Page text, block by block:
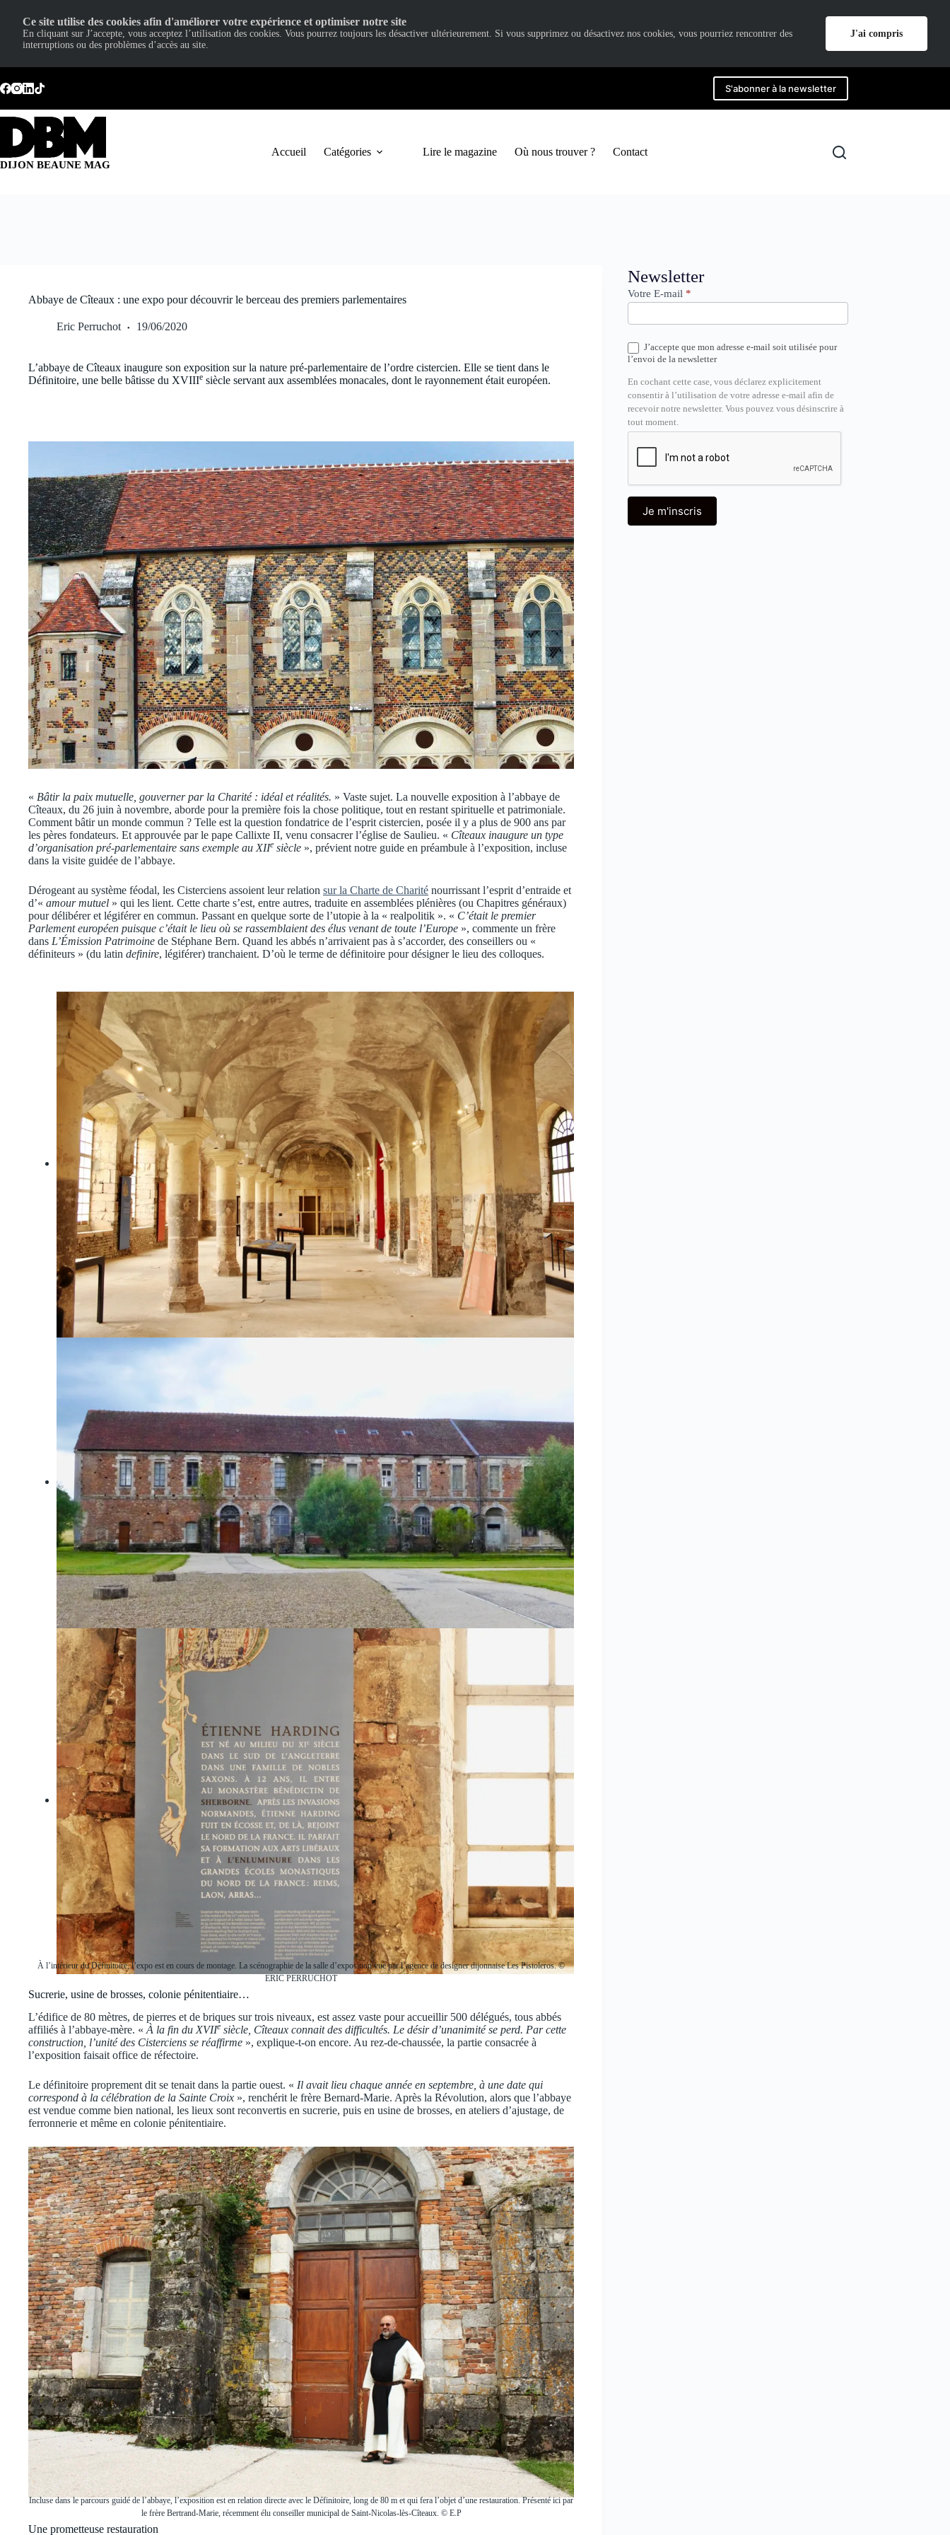
au
contenu
S'abonner à la newsletter
DIJON BEAUNE MAG
Accueil Catégories Lire le magazine Où nous trouver ? Contact
Abbaye de Cîteaux : une expo pour découvrir le berceau des premiers parlementaires
Eric Perruchot 19/06/2020
L’abbaye de Cîteaux inaugure son exposition sur la nature pré-parlementaire de l’ordre cistercien. Elle se tient dans le
Définitoire, une belle bâtisse du XVIIIe siècle servant aux assemblées monacales, dont le rayonnement était européen.
« Bâtir la paix mutuelle, gouverner par la Charité : idéal et réalités. » Vaste sujet. La nouvelle exposition à l’abbaye de
Cîteaux, du 26 juin à novembre, aborde pour la première fois la chose politique, tout en restant spirituelle et patrimoniale.
Comment bâtir un monde commun ? Telle est la question fondatrice de l’esprit cistercien, posée il y a plus de 900 ans par
les pères fondateurs. Et approuvée par le pape Callixte II, venu consacrer l’église de Saulieu. « Cîteaux inaugure un type
d’organisation pré-parlementaire sans exemple au XIIe siècle », prévient notre guide en préambule à l’exposition, incluse
dans la visite guidée de l’abbaye.
Dérogeant au système féodal, les Cisterciens assoient leur relation sur la Charte de Charité nourrissant l’esprit d’entraide et
d’« amour mutuel » qui les lient. Cette charte s’est, entre autres, traduite en assemblées plénières (ou Chapitres généraux)
pour délibérer et légiférer en commun. Passant en quelque sorte de l’utopie à la « realpolitik ». « C’était le premier
Parlement européen puisque c’était le lieu où se rassemblaient des élus venant de toute l’Europe », commente un frère
dans L’Émission Patrimoine de Stéphane Bern. Quand les abbés n’arrivaient pas à s’accorder, des conseillers ou «
définiteurs » (du latin definire, légiférer) tranchaient. D’où le terme de définitoire pour désigner le lieu des colloques.
À l’intérieur du Définitoire, l’expo est en cours de montage. La scénographie de la salle d’exposition vue par l’agence de designer dijonnaise Les Pistoleros. ©
ERIC PERRUCHOT
Sucrerie, usine de brosses, colonie pénitentiaire…
L’édifice de 80 mètres, de pierres et de briques sur trois niveaux, est assez vaste pour accueillir 500 délégués, tous abbés
affiliés à l’abbaye-mère. «À la fin du XVIIe siècle, Cîteaux connait des difficultés. Le désir d’unanimité se perd. Par cette
construction, l’unité des Cisterciens se réaffirme », explique-t-on encore. Au rez-de-chaussée, la partie consacrée à
l’exposition faisait office de réfectoire.
Le définitoire proprement dit se tenait dans la partie ouest. « Il avait lieu chaque année en septembre, à une date qui
correspond à la célébration de la Sainte Croix », renchérit le frère Bernard-Marie. Après la Révolution, alors que l’abbaye
est vendue comme bien national, les lieux sont reconvertis en sucrerie, puis en usine de brosses, en ateliers d’ajustage, de
ferronnerie et même en colonie pénitentiaire.
Incluse dans le parcours guidé de l’abbaye, l’exposition est en relation directe avec le Définitoire, long de 80 m et qui fera l’objet d’une restauration. Présenté ici par
le frère Bertrand-Marie, récemment élu conseiller municipal de Saint-Nicolas-lès-Cîteaux. © E.P
Une prometteuse restauration
Newsletter
Newsletter
Votre E-mail *
J’accepte que mon adresse e-mail soit utilisée pour
l’envoi de la newsletter
En cochant cette case, vous déclarez explicitement
consentir à l’utilisation de votre adresse e-mail afin de
recevoir notre newsletter. Vous pouvez vous désinscrire à
tout moment.
Je m'inscris
Ce site utilise des cookies afin d'améliorer votre expérience et optimiser notre site
En cliquant sur J’accepte, vous acceptez l’utilisation des cookies. Vous pourrez toujours les désactiver ultérieurement. Si vous supprimez ou désactivez nos cookies, vous pourriez rencontrer des
interruptions ou des problèmes d’accès au site.
J'ai compris